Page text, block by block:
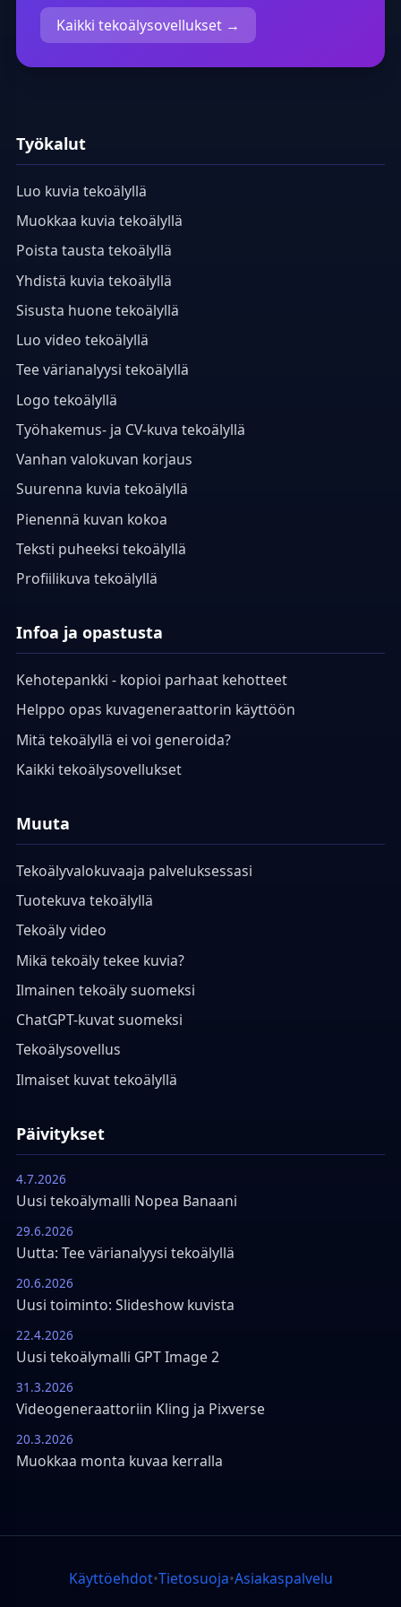
Kaikki tekoälysovellukset →
Työkalut
Luo kuvia tekoälyllä
Muokkaa kuvia tekoälyllä
Poista tausta tekoälyllä
Yhdistä kuvia tekoälyllä
Sisusta huone tekoälyllä
Luo video tekoälyllä
Tee värianalyysi tekoälyllä
Logo tekoälyllä
Työhakemus- ja CV-kuva tekoälyllä
Vanhan valokuvan korjaus
Suurenna kuvia tekoälyllä
Pienennä kuvan kokoa
Teksti puheeksi tekoälyllä
Profiilikuva tekoälyllä
Infoa ja opastusta
Kehotepankki - kopioi parhaat kehotteet
Helppo opas kuvageneraattorin käyttöön
Mitä tekoälyllä ei voi generoida?
Kaikki tekoälysovellukset
Muuta
Tekoälyvalokuvaaja palveluksessasi
Tuotekuva tekoälyllä
Tekoäly video
Mikä tekoäly tekee kuvia?
Ilmainen tekoäly suomeksi
ChatGPT-kuvat suomeksi
Tekoälysovellus
Ilmaiset kuvat tekoälyllä
Päivitykset
4.7.2026
Uusi tekoälymalli Nopea Banaani
29.6.2026
Uutta: Tee värianalyysi tekoälyllä
20.6.2026
Uusi toiminto: Slideshow kuvista
22.4.2026
Uusi tekoälymalli GPT Image 2
31.3.2026
Videogeneraattoriin Kling ja Pixverse
20.3.2026
Muokkaa monta kuvaa kerralla
Käyttöehdot•Tietosuoja•Asiakaspalvelu